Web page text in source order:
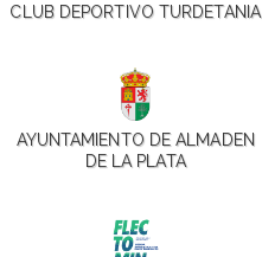
CLUB DEPORTIVO TURDETANIA
AYUNTAMIENTO DE ALMADEN
DE LA PLATA